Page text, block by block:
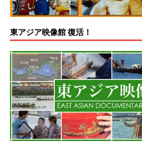
東アジア映像館 復活！